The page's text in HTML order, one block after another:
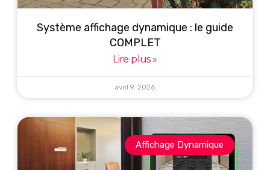
Système affichage dynamique : le guide
COMPLET
Lire plus »
avril 9, 2026
Affichage Dynamique